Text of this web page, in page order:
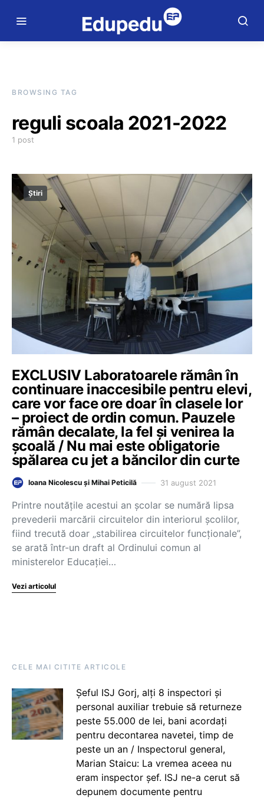
BROWSING TAG
reguli scoala 2021-2022
1 post
Știri
EXCLUSIV Laboratoarele rămân în
continuare inaccesibile pentru elevi,
care vor face ore doar în clasele lor
– proiect de ordin comun. Pauzele
rămân decalate, la fel și venirea la
școală / Nu mai este obligatorie
spălarea cu jet a băncilor din curte
Ioana Nicolescu și Mihai Peticilă 31 august 2021
Printre noutățile acestui an școlar se numără lipsa
prevederii marcării circuitelor din interiorul școlilor,
fiind trecută doar „stabilirea circuitelor funcționale”,
se arată într-un draft al Ordinului comun al
ministerelor Educației…
Vezi articolul
CELE MAI CITITE ARTICOLE
Șeful ISJ Gorj, alți 8 inspectori și
personal auxiliar trebuie să returneze
peste 55.000 de lei, bani acordați
pentru decontarea navetei, timp de
peste un an / Inspectorul general,
Marian Staicu: La vremea aceea nu
eram inspector șef. ISJ ne-a cerut să
depunem documente pentru